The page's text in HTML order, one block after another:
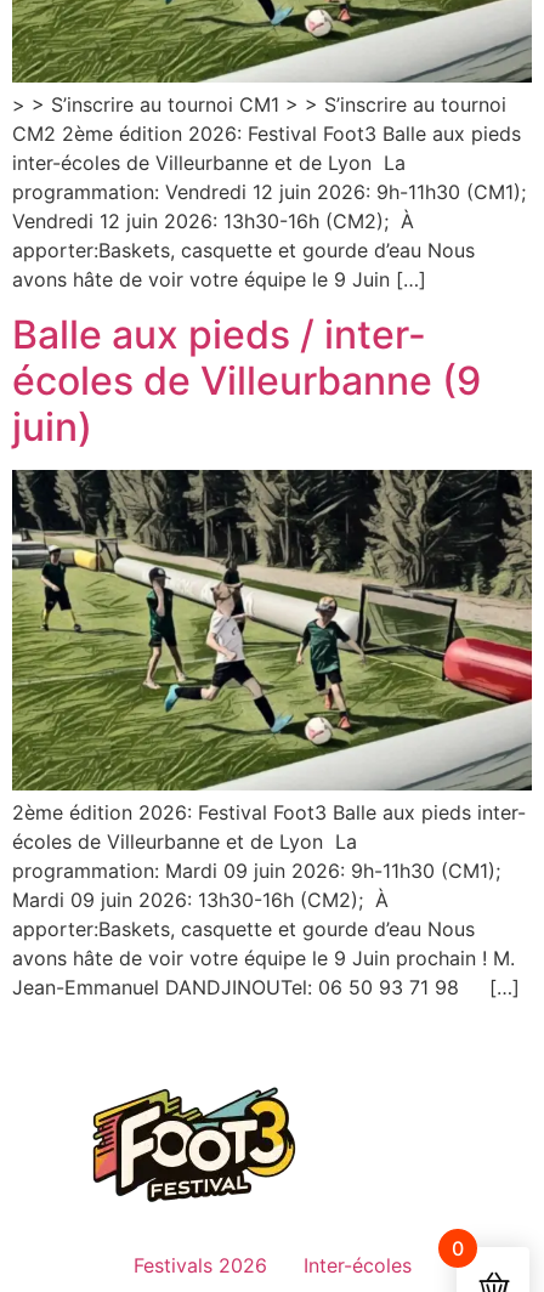
> > S’inscrire au tournoi CM1 > > S’inscrire au tournoi
CM2 2ème édition 2026: Festival Foot3 Balle aux pieds
inter-écoles de Villeurbanne et de Lyon La
programmation: Vendredi 12 juin 2026: 9h-11h30 (CM1);
Vendredi 12 juin 2026: 13h30-16h (CM2); À
apporter:Baskets, casquette et gourde d’eau Nous
avons hâte de voir votre équipe le 9 Juin […]
Balle aux pieds / inter-
écoles de Villeurbanne (9
juin)
2ème édition 2026: Festival Foot3 Balle aux pieds inter-
écoles de Villeurbanne et de Lyon La
programmation: Mardi 09 juin 2026: 9h-11h30 (CM1);
Mardi 09 juin 2026: 13h30-16h (CM2); À
apporter:Baskets, casquette et gourde d’eau Nous
avons hâte de voir votre équipe le 9 Juin prochain ! M.
Jean-Emmanuel DANDJINOUTel: 06 50 93 71 98 […]
Festivals 2026
Inter-écoles
0